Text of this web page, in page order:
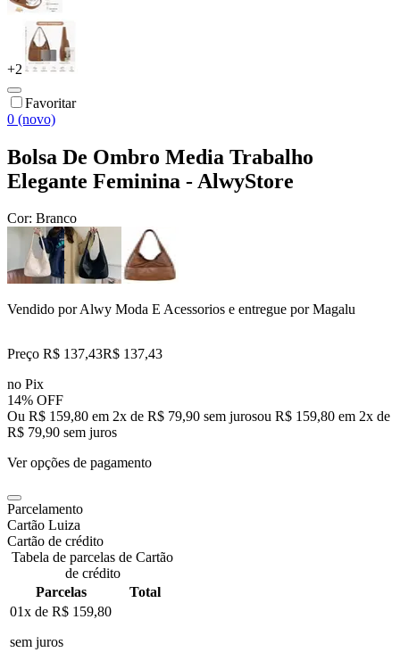
+2
Favoritar
0 (novo)
Bolsa De Ombro Media Trabalho
Elegante Feminina - AlwyStore
Cor: Branco
Vendido porAlwy Moda E Acessorios e entregue por Magalu
Preço R$ 137,43R$ 137,43
no Pix
14% OFF
Ou R$ 159,80 em 2x de R$ 79,90 sem jurosou R$ 159,80 em 2x de
R$ 79,90 sem juros
Ver opções de pagamento
Parcelamento
Cartão Luiza
Cartão de crédito
Tabela de parcelas de Cartão
de crédito
Parcelas
Total
01x de R$ 159,80
sem juros